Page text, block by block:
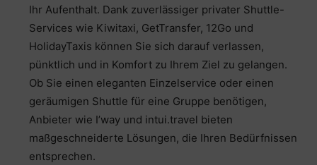
Ihr Aufenthalt. Dank zuverlässiger privater Shuttle-
Services wie Kiwitaxi, GetTransfer, 12Go und
HolidayTaxis können Sie sich darauf verlassen,
pünktlich und in Komfort zu Ihrem Ziel zu gelangen.
Ob Sie einen eleganten Einzelservice oder einen
geräumigen Shuttle für eine Gruppe benötigen,
Anbieter wie I’way und intui.travel bieten
maßgeschneiderte Lösungen, die Ihren Bedürfnissen
entsprechen.